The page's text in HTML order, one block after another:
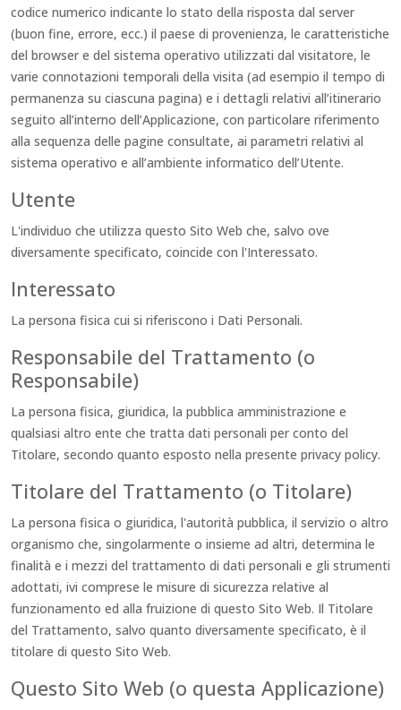
codice numerico indicante lo stato della risposta dal server
(buon fine, errore, ecc.) il paese di provenienza, le caratteristiche
del browser e del sistema operativo utilizzati dal visitatore, le
varie connotazioni temporali della visita (ad esempio il tempo di
permanenza su ciascuna pagina) e i dettagli relativi all’itinerario
seguito all’interno dell’Applicazione, con particolare riferimento
alla sequenza delle pagine consultate, ai parametri relativi al
sistema operativo e all’ambiente informatico dell’Utente.
Utente
L'individuo che utilizza questo Sito Web che, salvo ove
diversamente specificato, coincide con l'Interessato.
Interessato
La persona fisica cui si riferiscono i Dati Personali.
Responsabile del Trattamento (o
Responsabile)
La persona fisica, giuridica, la pubblica amministrazione e
qualsiasi altro ente che tratta dati personali per conto del
Titolare, secondo quanto esposto nella presente privacy policy.
Titolare del Trattamento (o Titolare)
La persona fisica o giuridica, l'autorità pubblica, il servizio o altro
organismo che, singolarmente o insieme ad altri, determina le
finalità e i mezzi del trattamento di dati personali e gli strumenti
adottati, ivi comprese le misure di sicurezza relative al
funzionamento ed alla fruizione di questo Sito Web. Il Titolare
del Trattamento, salvo quanto diversamente specificato, è il
titolare di questo Sito Web.
Questo Sito Web (o questa Applicazione)